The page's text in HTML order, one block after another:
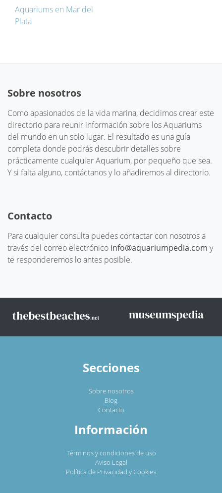
Aquariums en Mar del
Plata
Sobre nosotros
Como apasionados de la vida marina, decidimos crear este
directorio para reunir información sobre los Aquariums
del mundo en un solo lugar. El resultado es una guía
completa donde podrás descubrir detalles sobre
prácticamente cualquier Aquarium, por pequeño que sea.
Y si falta alguno, contáctanos y lo añadiremos al directorio.
Contacto
Para cualquier consulta puedes contactar con nosotros a
través del correo electrónico info@aquariumpedia.com y
te responderemos lo antes posible.
Secciones
Sobre nosotros
Blog
Contacto
Información
Términos y condiciones de uso
Aviso Legal
Política de Privacidad y Cookies